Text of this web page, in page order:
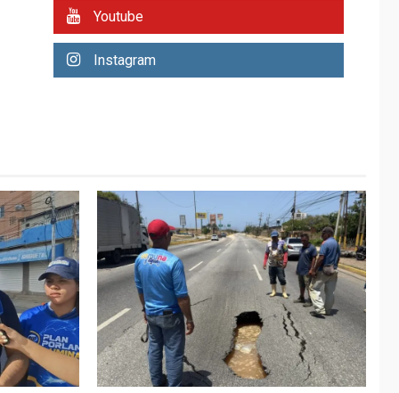
Plan de contingencia
7
US$183.000 millones
para alcanzar 3
millones de bdp
1
REGIONALES ÚLTIMA HORA
Libro de Guadalupe
Burelli eleva sus
velas en Margarita
REGIONALES ÚLTIMA HORA
Youtube
Instagram